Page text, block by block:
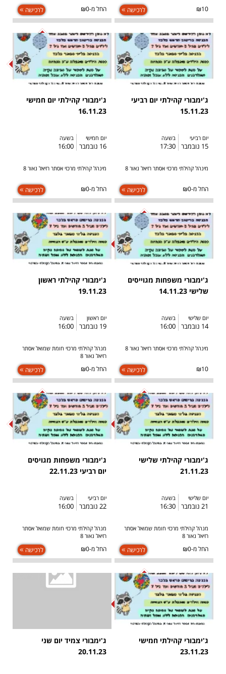
₪10 לרכישה החל מ-₪0 לרכישה
ג'ימבורי קהילתי יום רביעי
15.11.23
יום רביעי
15 נובמבר
בשעה
17:30
מינהל קהילתי מרכזי אסתר רזיאל נאור 8
החל מ-₪0 לרכישה
ג'ימבורי קהילתי יום חמישי
16.11.23
SOLD OUT
יום חמישי
16 נובמבר
בשעה
16:00
מינהל קהילתי מרכזי אסתר רזיאל נאור 8
החל מ-₪0 לרכישה
ג'ימבורי משפחות מגוייסים
שלישי 14.11.23
SOLD OUT
יום שלישי
14 נובמבר
בשעה
16:00
מינהל קהילתי מרכזי אסתר רזיאל נאור 8
₪10 לרכישה
ג'ימבורי קהילתי ראשון
19.11.23
יום ראשון
19 נובמבר
בשעה
16:00
מנהל קהילתי מרכזי חומת שמואל אסתר
רזיאל נאור 8
החל מ-₪0 לרכישה
ג'ימבורי קהילתי שלישי
21.11.23
SOLD OUT
יום שלישי
21 נובמבר
בשעה
16:30
מנהל קהילתי מרכזי חומת שמואל אסתר
רזיאל נאור 8
החל מ-₪0 לרכישה
ג'ימבורי משפחות מגויסים
יום רביעי 22.11.23
SOLD OUT
יום רביעי
22 נובמבר
בשעה
16:00
מנהל קהילתי מרכזי חומת שמואל אסתר
רזיאל נאור 8
החל מ-₪0 לרכישה
ג'ימבורי קהילתי חמישי
23.11.23
SOLD OUT
ג'ימבורי צמיד יום שני
20.11.23